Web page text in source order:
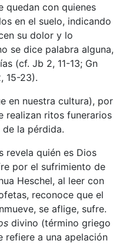
quedan con quienes
en el suelo, indicando
su dolor y lo
se dice palabra alguna,
(cf. Jb 2, 11-13; Gn
15-23).
en nuestra cultura), por
realizan ritos funerarios
la pérdida.
revela quién es Dios
por el sufrimiento de
Heschel, al leer con
reconoce que el
se aflige, sufre.
divino (término griego
refiere a una apelación